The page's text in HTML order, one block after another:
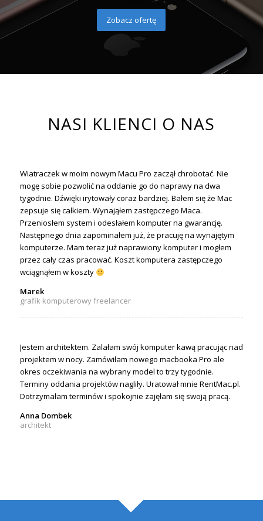
Zobacz ofertę
NASI KLIENCI O NAS
Wiatraczek w moim nowym Macu Pro zaczął chrobotać. Nie
mogę sobie pozwolić na oddanie go do naprawy na dwa
tygodnie. Dźwięki irytowały coraz bardziej. Bałem się że Mac
zepsuje się całkiem. Wynająłem zastępczego Maca.
Przeniosłem system i odesłałem komputer na gwarancję.
Następnego dnia zapominałem już, że pracuję na wynajętym
komputerze. Mam teraz już naprawiony komputer i mogłem
przez cały czas pracować. Koszt komputera zastępczego
wciągnąłem w koszty
Marek
grafik komputerowy freelancer
Jestem architektem. Zalałam swój komputer kawą pracując nad
projektem w nocy. Zamówiłam nowego macbooka Pro ale
okres oczekiwania na wybrany model to trzy tygodnie.
Terminy oddania projektów nagliły. Uratował mnie RentMac.pl.
Dotrzymałam terminów i spokojnie zajęłam się swoją pracą.
Anna Dombek
architekt